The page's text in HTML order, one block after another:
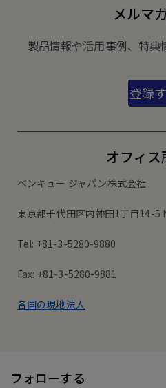
メルマ
製品情報や活用事例、特典
登録
オフィス
ベンキュー ジャパン株式会社
東京都千代田区内神田1丁目14-5
Tel: +81-3-5280-9880
Fax: +81-3-5280-9881
各国の現地法人
フォローする